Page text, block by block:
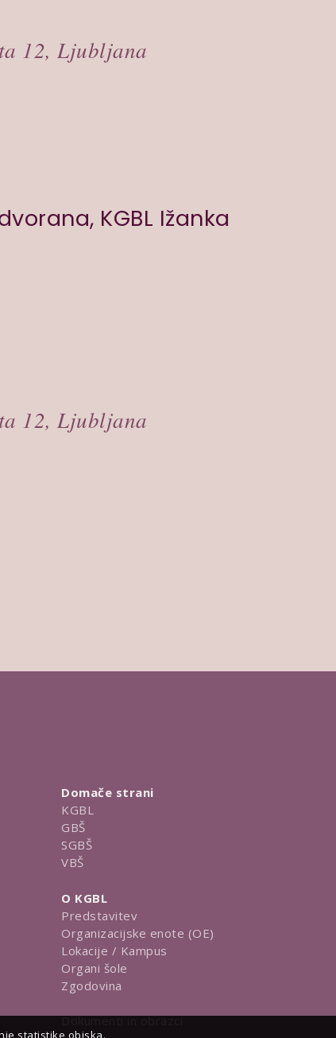
12, Ljubljana
KGBL Ižanka
12, Ljubljana
Domače strani
KGBL
GBŠ
SGBŠ
VBŠ
O KGBL
Predstavitev
Organizacijske enote (OE)
Lokacije / Kampus
Organi šole
Zgodovina
Dokumenti in obrazci
statistike obiska.